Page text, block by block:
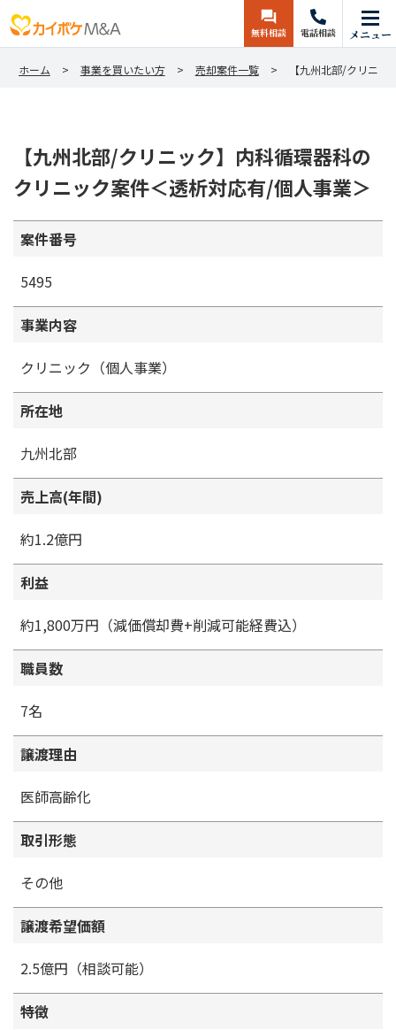
無料相談 電話相談 メニュー
ホーム 事業を買いたい方 売却案件一覧 【九州北部/クリニ
【九州北部/クリニック】内科循環器科の
クリニック案件＜透析対応有/個人事業＞
案件番号
5495
事業内容
クリニック（個人事業）
所在地
九州北部
売上高(年間)
約1.2億円
利益
約1,800万円（減価償却費+削減可能経費込）
職員数
7名
譲渡理由
医師高齢化
取引形態
その他
譲渡希望価額
2.5億円（相談可能）
特徴